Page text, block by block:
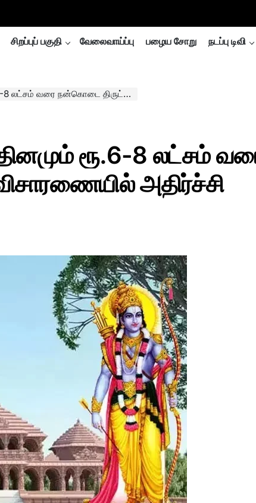
சிறப்புப் பகுதி வேலைவாய்ப்பு பழைய சோறு நடப்பு டிவி
: SIT விசாரணையில் அதிர்ச்சி தகவல்….
ரூ.6-8 லட்சம்
அதிர்ச்சி